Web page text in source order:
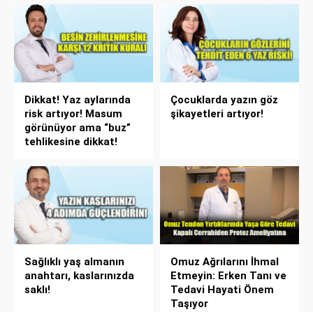
Dikkat! Yaz aylarında
risk artıyor! Masum
görünüyor ama “buz”
tehlikesine dikkat!
Çocuklarda yazın göz
şikayetleri artıyor!
Sağlıklı yaş almanın
anahtarı, kaslarınızda
saklı!
Omuz Ağrılarını İhmal
Etmeyin: Erken Tanı ve
Tedavi Hayati Önem
Taşıyor